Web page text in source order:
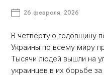
26 февраля, 2026
В четвёртую годовщину
Украины по всему миру
Тысячи людей вышли на
украинцев в их борьбе